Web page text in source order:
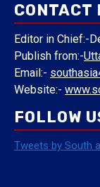
CONTACT
Editor in Chief:-
Publish from:-
Email:-
Website:-
FOLLOW
Tweets by South